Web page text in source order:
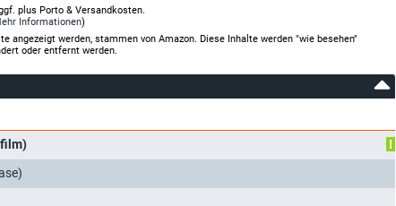
plus Porto & Versandkosten.
Informationen)
angezeigt werden, stammen von Amazon. Diese Inhalte werden "wie besehen"
oder entfernt werden.
I